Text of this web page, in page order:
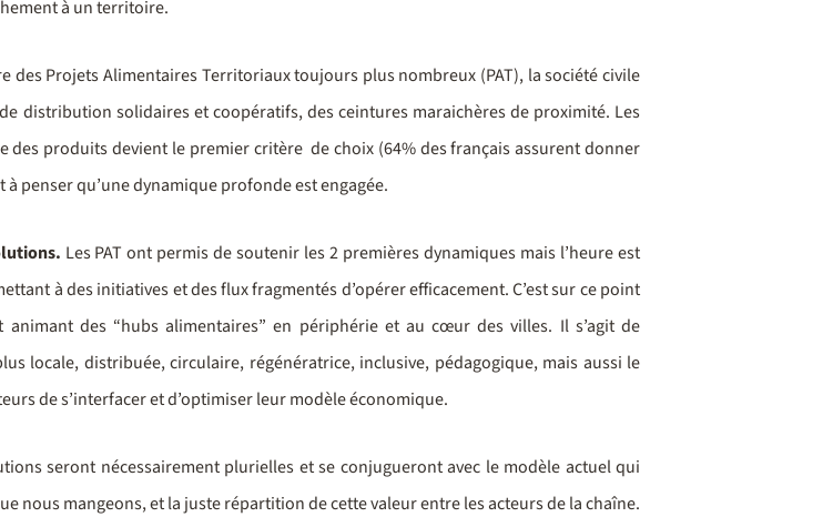
à un territoire.
des Projets Alimentaires Territoriaux toujours plus nombreux (PAT), la société civile
distribution solidaires et coopératifs, des ceintures maraichères de proximité. Les
des produits devient le premier critère de choix (64% des français assurent donner
à penser qu’une dynamique profonde est engagée.
Les PAT ont permis de soutenir les 2 premières dynamiques mais l’heure est
à des initiatives et des flux fragmentés d’opérer efficacement. C’est sur ce point
des “hubs alimentaires” en périphérie et au cœur des villes. Il s’agit de
locale, distribuée, circulaire, régénératrice, inclusive, pédagogique, mais aussi le
de s’interfacer et d’optimiser leur modèle économique.
seront nécessairement plurielles et se conjugueront avec le modèle actuel qui
nous mangeons, et la juste répartition de cette valeur entre les acteurs de la chaîne.